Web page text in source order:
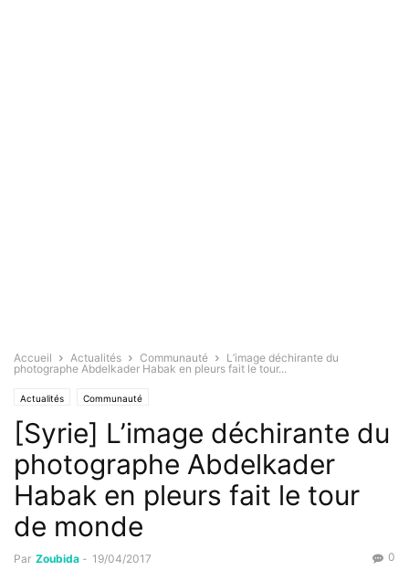
Accueil Actualités Communauté
L’image déchirante du
photographe Abdelkader Habak en pleurs fait le tour...
Actualités Communauté
[Syrie] L’image déchirante du
photographe Abdelkader
Habak en pleurs fait le tour
de monde
Par Zoubida - 19/04/2017 0